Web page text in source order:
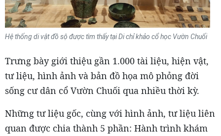
Hệ thống di vật đồ sộ được tìm thấy tại Di chỉ khảo cổ học Vườn Chuối
Trưng bày giới thiệu gần 1.000 tài liệu, hiện vật,
tư liệu, hình ảnh và bản đồ họa mô phỏng đời
sống cư dân cổ Vườn Chuối qua nhiều thời kỳ.
Những tư liệu gốc, cùng với hình ảnh, tư liệu liên
quan được chia thành 5 phần: Hành trình khám